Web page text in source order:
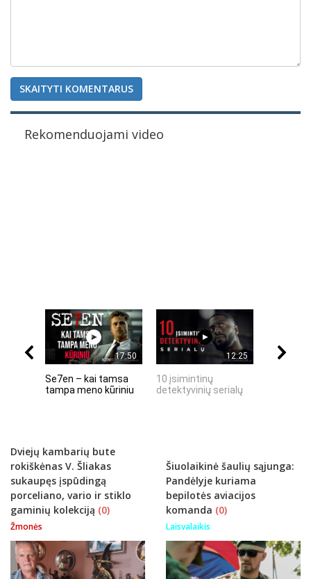
SKAITYTI KOMENTARUS
Rekomenduojami video
17:50
Se7en – kai tamsa
tampa meno kūriniu
12:25
10 įsimintinų
detektyvinių serialų
Dviejų kambarių bute
rokiškėnas V. Šliakas
sukaupęs įspūdingą
porceliano, vario ir stiklo
gaminių kolekciją (0)
Žmonės
Šiuolaikinė šaulių sąjunga:
Pandėlyje kuriama
bepilotės aviacijos
komanda (0)
Laisvalaikis